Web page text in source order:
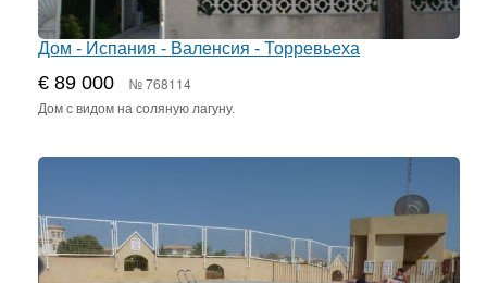
Дом - Испания - Валенсия - Торревьеха
€ 89 000 № 768114
Дом с видом на соляную лагуну.